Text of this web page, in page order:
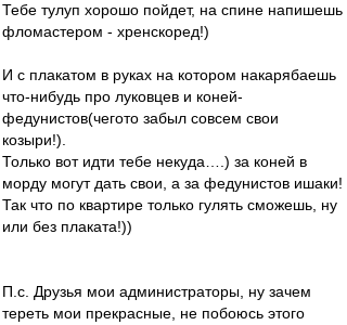
Тебе тулуп хорошо пойдет, на спине напишешь
фломастером - хренскоред!)
И с плакатом в руках на котором накарябаешь
что-нибудь про луковцев и коней-
федунистов(чегото забыл совсем свои
козыри!).
Только вот идти тебе некуда….) за коней в
морду могут дать свои, а за федунистов ишаки!
Так что по квартире только гулять сможешь, ну
или без плаката!))
П.с. Друзья мои администраторы, ну зачем
тереть мои прекрасные, не побоюсь этого